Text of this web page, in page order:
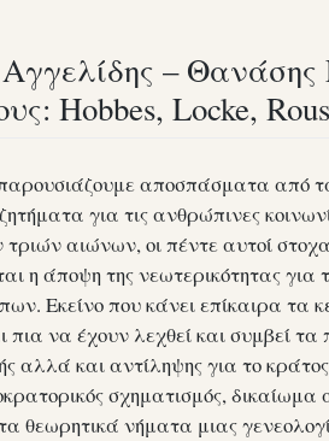
– Θανάσης
Hobbes, Locke,
αποσπάσματα από
για τις ανθρώπινες
τριών αιώνων, οι πέντε αυτοί
η άποψη της νεωτερικότητας
Εκείνο που κάνει επίκαιρα τα
να έχουν λεχθεί και συμβεί τα
αλλά και αντίληψης για το
σχηματισμός,
θεωρητικά νήματα μιας